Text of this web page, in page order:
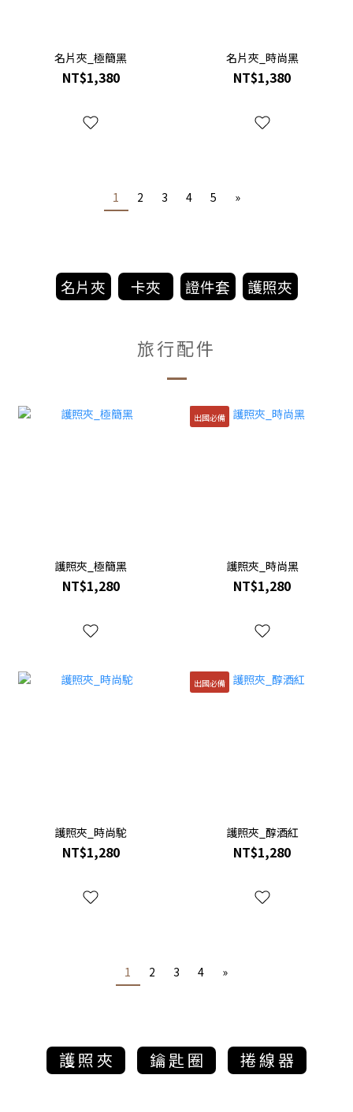
名片夾_極簡黑
NT$1,380
名片夾_時尚黑
NT$1,380
1 2 3 4 5 »
旅行配件
護照夾_極簡黑
NT$1,280
出國必備
護照夾_時尚黑
NT$1,280
護照夾_時尚駝
NT$1,280
出國必備
護照夾_醇酒紅
NT$1,280
1 2 3 4 »